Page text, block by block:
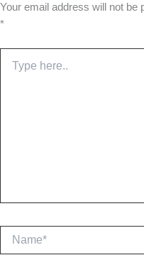
Your email address will not be
*
here..